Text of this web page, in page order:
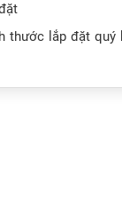
thước lắp đặt quý